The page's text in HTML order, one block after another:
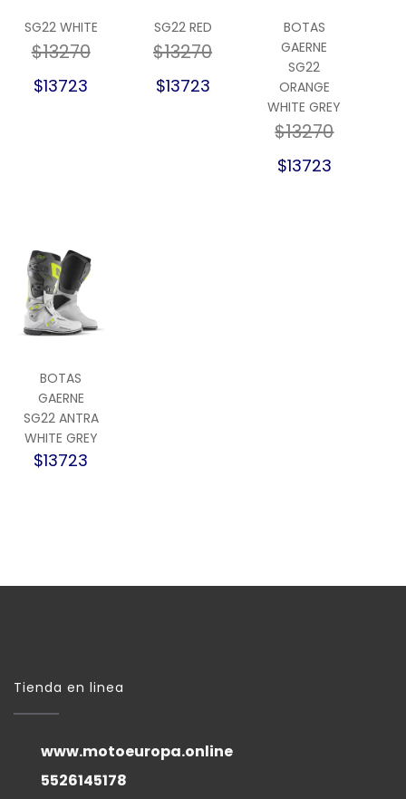
SG22 WHITE
$13270
$13723
SG22 RED
$13270
$13723
BOTAS
GAERNE
SG22
ORANGE
WHITE GREY
$13270
$13723
BOTAS
GAERNE
SG22 ANTRA
WHITE GREY
$13723
Tienda en linea
www.motoeuropa.online
5526145178